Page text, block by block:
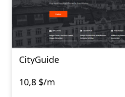
CityGuide
10,8 $/m